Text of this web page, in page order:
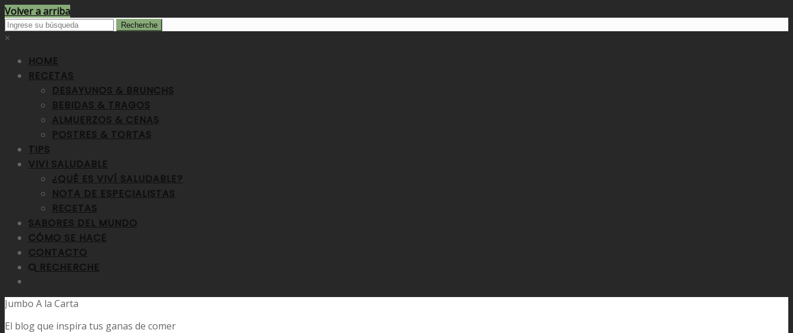
Volver a arriba
×
HOME
RECETAS
DESAYUNOS & BRUNCHS
BEBIDAS & TRAGOS
ALMUERZOS & CENAS
POSTRES & TORTAS
TIPS
VIVI SALUDABLE
¿QUÉ ES VIVÍ SALUDABLE?
NOTA DE ESPECIALISTAS
RECETAS
SABORES DEL MUNDO
CÓMO SE HACE
CONTACTO
RECHERCHE
Jumbo A la Carta
El blog que inspira tus ganas de comer